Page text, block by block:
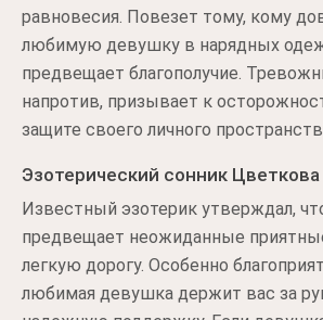
равновесия. Повезет тому, кому
любимую девушку в нарядных
предвещает благополучие.
напротив, призывает к
защите своего личного
Эзотерический сонник Цветкова
Известный эзотерик утверждал,
предвещает неожиданные
легкую дорогу. Особенно
любимая девушка держит вас за